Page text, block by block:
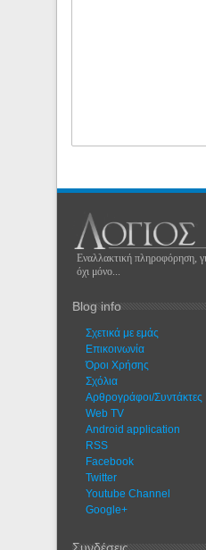
Εναλλακτική πληροφόρηση,
όχι μόνο...
Blog info
Σχετικά με εμάς
Eπικοινωνία
Όροι Χρήσης
Σχόλια
Αρθρογράφοι/Συντάκτες
Web TV
Android application
RSS
Facebook
Twitter
Youtube Channel
Google+